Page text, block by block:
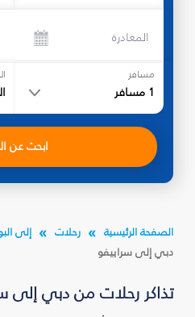
المغادرة
مسافر
1 مسافر
ابحث عن
الصفحة الرئيسية رحلات
إلى
دبي إلى سراييفو
تذاكر رحلات من دبي إلى